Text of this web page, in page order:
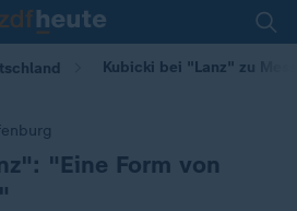
Kubicki bei "Lanz" zu
"Eine Form von